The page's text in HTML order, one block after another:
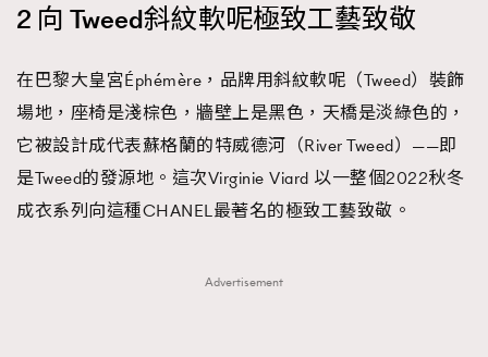
2 向 Tweed斜紋軟呢極致工藝致敬
在巴黎大皇宮Éphémère，品牌用斜紋軟呢（Tweed）裝飾
場地，座椅是淺棕色，牆壁上是黑色，天橋是淡綠色的，
它被設計成代表蘇格蘭的特威德河（River Tweed）——即
是Tweed的發源地。這次Virginie Viard 以一整個2022秋冬
成衣系列向這種CHANEL最著名的極致工藝致敬。
Advertisement